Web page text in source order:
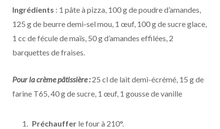
Ingrédients : 1 pâte à pizza, 100 g de poudre d’amandes,
125 g de beurre demi-sel mou, 1 œuf, 100 g de sucre glace,
1 cc de fécule de maïs, 50 g d’amandes effilées, 2
barquettes de fraises.
Pour la crème pâtissière :25 cl de lait demi-écrémé, 15 g de
farine T65, 40 g de sucre, 1 œuf, 1 gousse de vanille
Préchauffer le four à 210°.